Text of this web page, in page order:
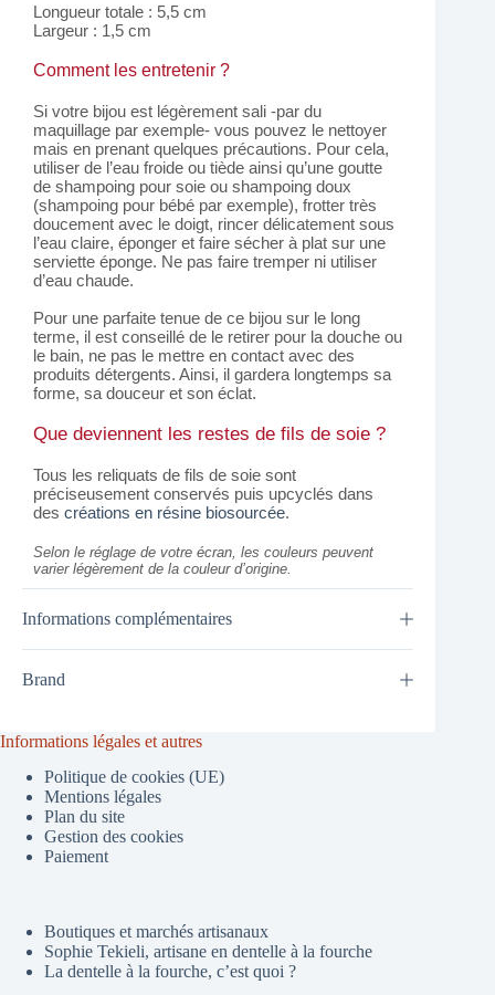
Longueur totale : 5,5 cm
Largeur : 1,5 cm
Comment les entretenir ?
Si votre bijou est légèrement sali -par du
maquillage par exemple- vous pouvez le nettoyer
mais en prenant quelques précautions. Pour cela,
utiliser de l’eau froide ou tiède ainsi qu’une goutte
de shampoing pour soie ou shampoing doux
(shampoing pour bébé par exemple), frotter très
doucement avec le doigt, rincer délicatement sous
l’eau claire, éponger et faire sécher à plat sur une
serviette éponge. Ne pas faire tremper ni utiliser
d’eau chaude.
Pour une parfaite tenue de ce bijou sur le long
terme, il est conseillé de le retirer pour la douche ou
le bain, ne pas le mettre en contact avec des
produits détergents. Ainsi, il gardera longtemps sa
forme, sa douceur et son éclat.
Que deviennent les restes de fils de soie ?
Tous les reliquats de fils de soie sont
préciseusement conservés puis upcyclés dans
des créations en résine biosourcée.
Selon le réglage de votre écran, les couleurs peuvent
varier légèrement de la couleur d’origine.
Informations complémentaires
Brand
Informations légales et autres
Politique de cookies (UE)
Mentions légales
Plan du site
Gestion des cookies
Paiement
Boutiques et marchés artisanaux
Sophie Tekieli, artisane en dentelle à la fourche
La dentelle à la fourche, c’est quoi ?